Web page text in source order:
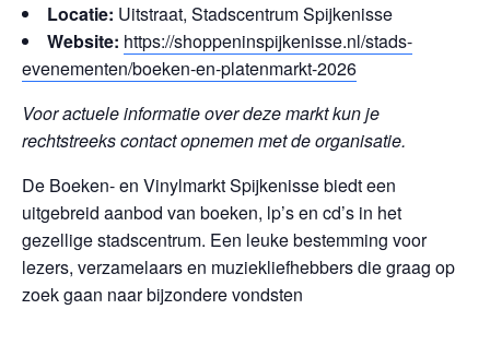
Locatie: Uitstraat, Stadscentrum Spijkenisse
Website: https://shoppeninspijkenisse.nl/stads-
evenementen/boeken-en-platenmarkt-2026
Voor actuele informatie over deze markt kun je
rechtstreeks contact opnemen met de organisatie.
De Boeken- en Vinylmarkt Spijkenisse biedt een
uitgebreid aanbod van boeken, lp’s en cd’s in het
gezellige stadscentrum. Een leuke bestemming voor
lezers, verzamelaars en muziekliefhebbers die graag op
zoek gaan naar bijzondere vondsten